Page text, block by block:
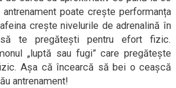
poate crește performanța
crește nivelurile de adrenalină în
să te pregătești pentru efort fizic.
„luptă sau fugi” care pregătește
Așa că încearcă să bei o ceașcă
antrenament!